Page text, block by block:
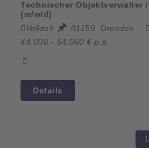
Technischer Objektverwalter
(m/w/d)
Vollzeit
01159, Dresden
44.000 - 54.000 € p.a.
Details
1